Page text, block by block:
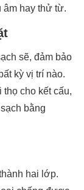
âm hay thử từ.
sẽ, đảm bảo
kỳ vị trí nào.
cho kết cấu,
bằng
hai lớp.